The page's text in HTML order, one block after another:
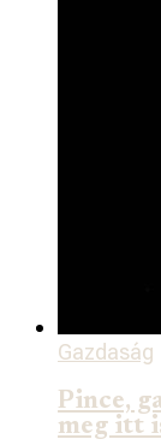
Gazdaság
Pince,
meg itt